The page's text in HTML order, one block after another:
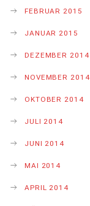
FEBRUAR 2015
JANUAR 2015
DEZEMBER 2014
NOVEMBER 2014
OKTOBER 2014
JULI 2014
JUNI 2014
MAI 2014
APRIL 2014